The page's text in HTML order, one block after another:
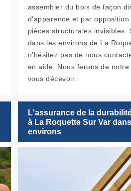
assembler du bois de façon
d'apparence et par
pièces structurales invisibles.
dans les environs de La
n’hésitez pas de nous
en aide. Nous ferons de
vous décevoir.
L'assurance de la
à La Roquette Sur Var
environs